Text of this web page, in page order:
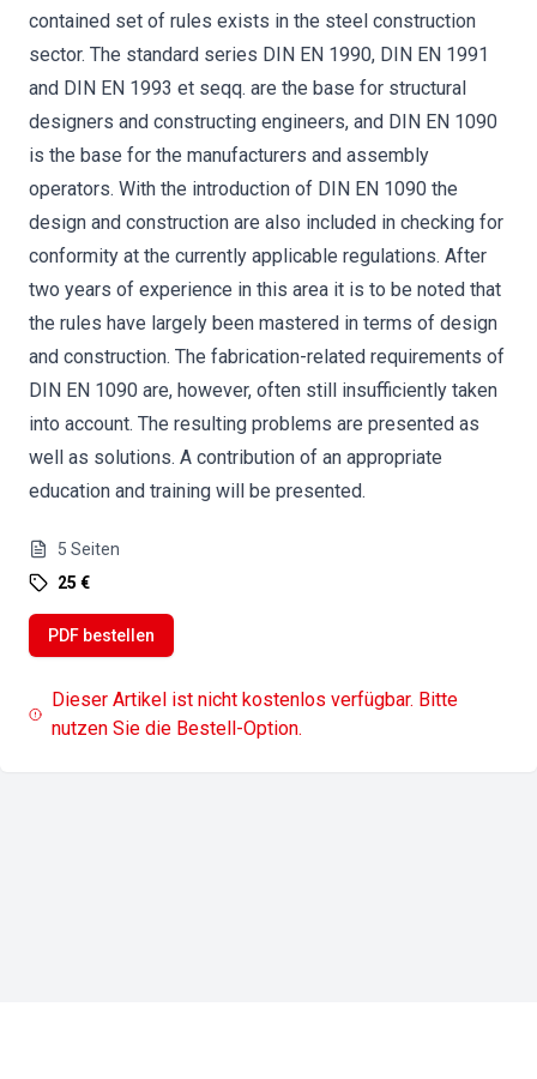
contained set of rules exists in the steel construction
sector. The standard series DIN EN 1990, DIN EN 1991
and DIN EN 1993 et seqq. are the base for structural
designers and constructing engineers, and DIN EN 1090
is the base for the manufacturers and assembly
operators. With the introduction of DIN EN 1090 the
design and construction are also included in checking for
conformity at the currently applicable regulations. After
two years of experience in this area it is to be noted that
the rules have largely been mastered in terms of design
and construction. The fabrication-related requirements of
DIN EN 1090 are, however, often still insufficiently taken
into account. The resulting problems are presented as
well as solutions. A contribution of an appropriate
education and training will be presented.
5 Seiten
25 €
PDF bestellen
Dieser Artikel ist nicht kostenlos verfügbar. Bitte
nutzen Sie die Bestell-Option.